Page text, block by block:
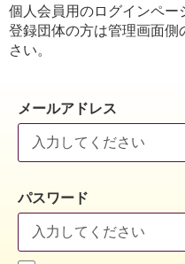
個人会員用のログインペー
登録団体の方は管理画面
さい。
メールアドレス
パスワード